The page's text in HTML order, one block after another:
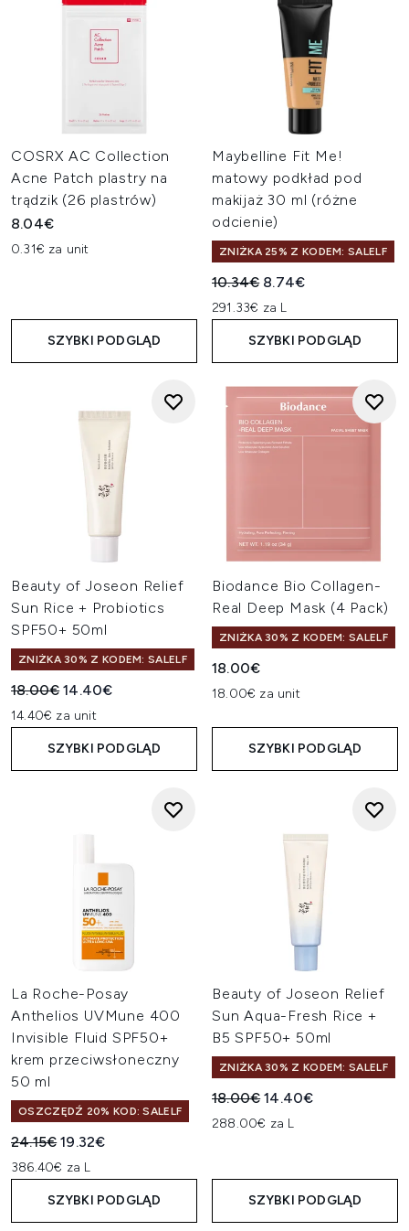
COSRX AC Collection
Acne Patch plastry na
trądzik (26 plastrów)
8.04€
0.31€ za unit
SZYBKI PODGLĄD
Maybelline Fit Me!
matowy podkład pod
makijaż 30 ml (różne
odcienie)
ZNIŻKA 25% Z KODEM: SALELF
Sugerowana cena
10.34€ Aktualna cena:
8.74€
291.33€ za L
SZYBKI PODGLĄD
Beauty of Joseon Relief
Sun Rice + Probiotics
SPF50+ 50ml
ZNIŻKA 30% Z KODEM: SALELF
Sugerowana cena detaliczna:
18.00€Aktualna cena:
14.40€
14.40€ za unit
SZYBKI PODGLĄD
Biodance Bio Collagen-
Real Deep Mask (4 Pack)
ZNIŻKA 30% Z KODEM: SALELF
18.00€
18.00€ za unit
SZYBKI PODGLĄD
La Roche-Posay
Anthelios UVMune 400
Invisible Fluid SPF50+
krem przeciwsłoneczny
50 ml
OSZCZĘDŹ 20% KOD: SALELF
Sugerowana cena detaliczna:
24.15€Aktualna cena:
19.32€
386.40€ za L
SZYBKI PODGLĄD
Beauty of Joseon Relief
Sun Aqua-Fresh Rice +
B5 SPF50+ 50ml
ZNIŻKA 30% Z KODEM: SALELF
Sugerowana cena
18.00€Aktualna cena:
14.40€
288.00€ za L
SZYBKI PODGLĄD